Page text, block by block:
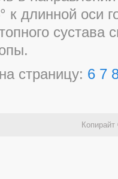
к длинной оси
сустава
страницу: 6 7